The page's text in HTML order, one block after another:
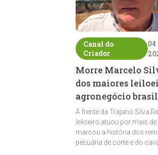
Canal do
Criador
04
Morre Marcelo
dos maiores
agronegócio
À frente da Trajano Silva
leiloeiro atuou por mais
marcou a história dos
pecuária de corte e do